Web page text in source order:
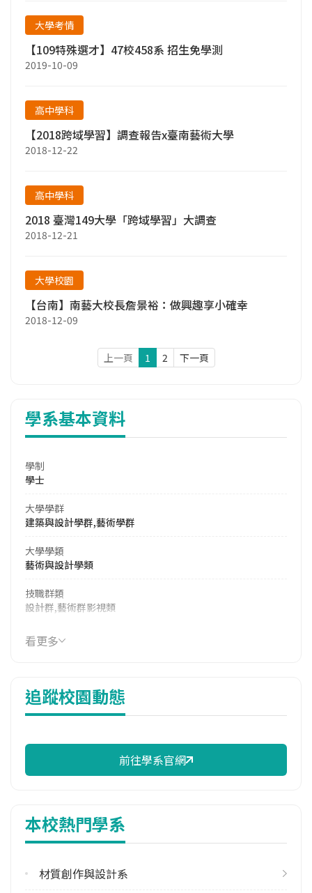
大學考情
【109特殊選才】47校458系 招生免學測
2019-10-09
高中學科
【2018跨域學習】調查報告x臺南藝術大學
2018-12-22
高中學科
2018 臺灣149大學「跨域學習」大調查
2018-12-21
大學校園
【台南】南藝大校長詹景裕：做興趣享小確幸
2018-12-09
上一頁 1 2 下一頁
學系基本資料
學制
學士
大學學群
建築與設計學群,藝術學群
大學學類
藝術與設計學類
技職群類
設計群,藝術群影視類
114年學費
15,990 元/學期
11,000 元/學期
114年註冊率
113學年度上學期
113學年度下學期
12
學系電話
看更多
追蹤校園動態
前往學系官網
本校熱門學系
材質創作與設計系